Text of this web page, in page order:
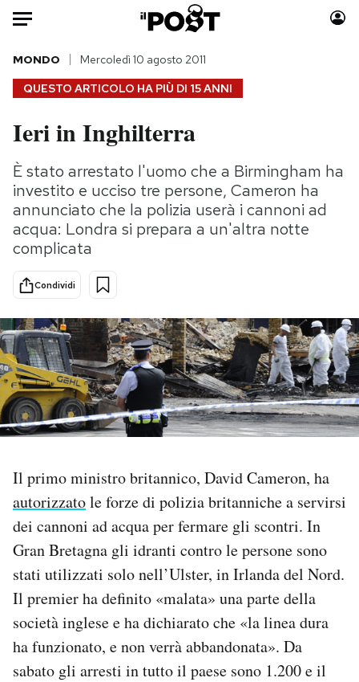
Auto
HOME
Italia
Politica
Tecnologia
Internet
Scienza
Cultura
Economia
Sport
Consumismi
Storie/Idee
Ok Boomer!
Mondiali calcio 2026
PODCAST
I MIEI PREFERITI
SHOP
CALENDARIO
AREA PERSONALE
QUESTO ARTICOLO HA PIÙ DI 15 ANNI
MONDO Mercoledì 10 agosto 2011
Ieri in Inghilterra
È stato arrestato l'uomo che a Birmingham ha
investito e ucciso tre persone, Cameron ha
annunciato che la polizia userà i cannoni ad
acqua: Londra si prepara a un'altra notte
complicata
Condividi
Il primo ministro britannico, David Cameron, ha
autorizzatole forze di polizia britanniche a servirsi
dei cannoni ad acqua per fermare gli scontri. In
Gran Bretagna gli idranti contro le persone sono
stati utilizzati solo nell’Ulster, in Irlanda del Nord.
Il premier ha definito «malata» una parte della
società inglese e ha dichiarato che «la linea dura
ha funzionato, e non verrà abbandonata». Da
sabato gli arresti in tutto il paese sono 1.200 e il